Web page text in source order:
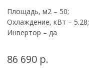
Площадь, м2 – 50;
Охлаждение, кВт – 5.28;
Инвертор – да
86 690 р.